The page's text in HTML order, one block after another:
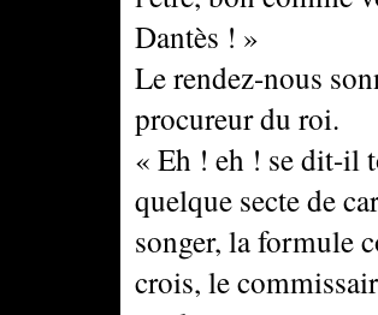
Dantès ! »
Le rendez-nous
procureur du roi.
« Eh ! eh ! se dit-il
quelque secte de
songer, la formule
crois, le